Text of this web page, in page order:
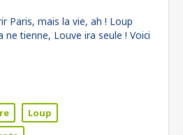
Paris, mais la vie, ah ! Loup
ne tienne, Louve ira seule ! Voici
Loup